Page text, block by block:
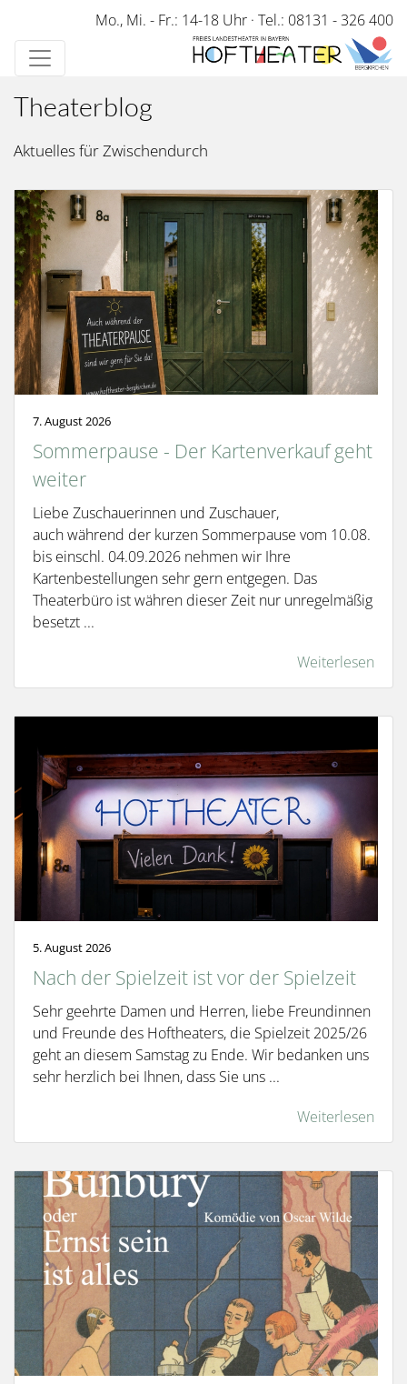
Direkt
zum
Inhalt
Mo., Mi. - Fr.: 14-18 Uhr · Tel.: 08131 - 326 400
Theaterblog
Aktuelles für Zwischendurch
7. August 2026
Sommerpause - Der Kartenverkauf geht
weiter
Liebe Zuschauerinnen und Zuschauer,
auch während der kurzen Sommerpause vom 10.08.
bis einschl. 04.09.2026 nehmen wir Ihre
Kartenbestellungen sehr gern entgegen. Das
Theaterbüro ist währen dieser Zeit nur unregelmäßig
besetzt ...
Weiterlesen
5. August 2026
Nach der Spielzeit ist vor der Spielzeit
Sehr geehrte Damen und Herren, liebe Freundinnen
und Freunde des Hoftheaters, die Spielzeit 2025/26
geht an diesem Samstag zu Ende. Wir bedanken uns
sehr herzlich bei Ihnen, dass Sie uns ...
Weiterlesen